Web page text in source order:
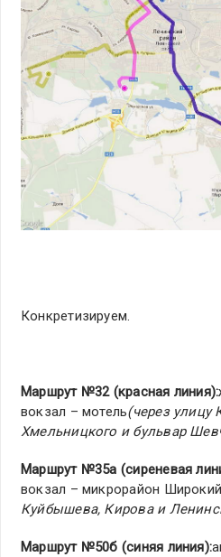
Конкретизируем.
Маршрут №32 (красная линия):
вокзал – мотель(через улицу
Хмельницкого и бульвар
Маршрут №35а (сиреневая
вокзал – микрорайон Широкий
Куйбышева, Кирова и
Маршрут №50б (синяя линия):